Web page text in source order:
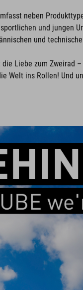
neben
und jungen
und
die Liebe zum Zweirad
Welt ins Rollen! Und